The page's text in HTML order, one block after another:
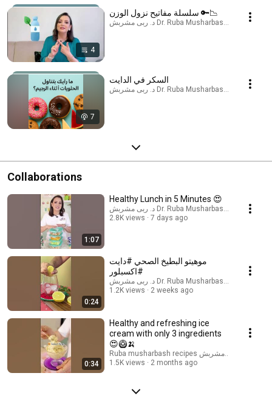
4
سلسلة مفاتيح نزول الوزن 🔑📉
د. ربى مشربش Dr. Ruba Musharbash · Playlist
7
السكر في الدايت
د. ربى مشربش Dr. Ruba Musharbash · Podcast
Collaborations
1:07
Healthy Lunch in 5 Minutes 😍
2.8K views 7 days ago
0:24
موهيتو البطيخ الصحي #دايت
#اكسبلور
1.2K views 2 weeks ago
0:34
Healthy and refreshing ice
cream with only 3 ingredients
😍🥝🍌
1.5K views 2 months ago